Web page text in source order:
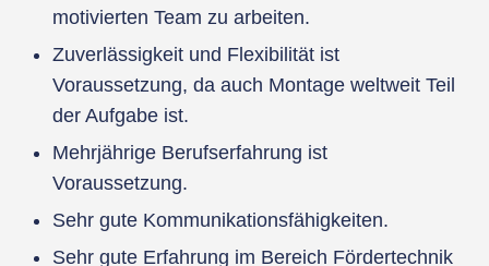
motivierten Team zu arbeiten.
Zuverlässigkeit und Flexibilität ist
Voraussetzung, da auch Montage weltweit Teil
der Aufgabe ist.
Mehrjährige Berufserfahrung ist
Voraussetzung.
Sehr gute Kommunikationsfähigkeiten.
Sehr gute Erfahrung im Bereich Fördertechnik